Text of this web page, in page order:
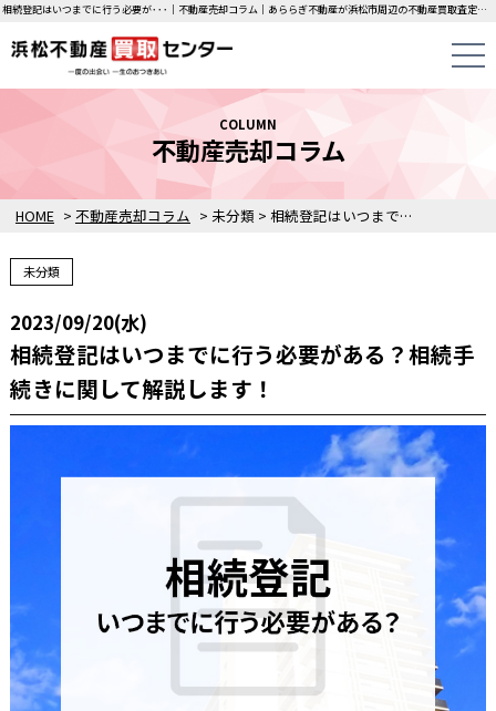
相続登記はいつまでに行う必要が･･･｜不動産売却コラム｜あららぎ不動産が浜松市周辺の不動産買取査定価格をご案内します。
HOME > 不動産売却コラム > 未分類 > 相続登記はいつまでに行う必要がある？相続手続きに関して解説します！
COLUMN
不動産売却コラム
未分類
2023/09/20(水)
相続登記はいつまでに行う必要がある？相続手
続きに関して解説します！